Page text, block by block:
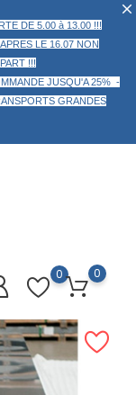
DE 5.00 à 13.00 !!!
LE 16.07 NON
!!!
JUSQU'A 25% -
GRANDES
0 0